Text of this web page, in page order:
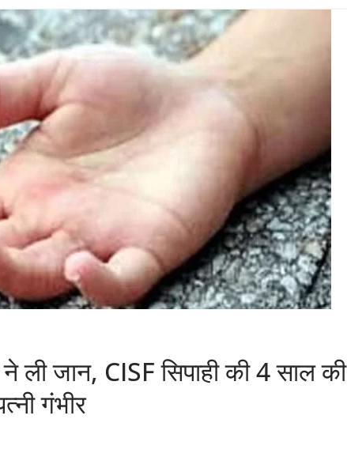
ली जान, CISF सिपाही की 4 साल की
गंभीर